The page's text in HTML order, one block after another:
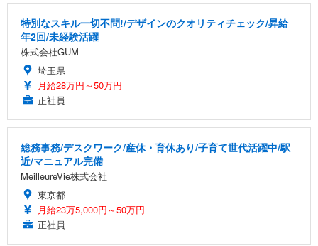
特別なスキル一切不問!/デザインのクオリティチェック/昇給
年2回/未経験活躍
株式会社GUM
埼玉県
月給28万円～50万円
正社員
総務事務/デスクワーク/産休・育休あり/子育て世代活躍中/駅
近/マニュアル完備
MeilleureVie株式会社
東京都
月給23万5,000円～50万円
正社員